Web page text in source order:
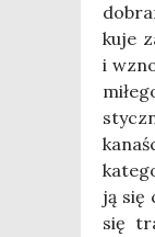
ku­je
i
ją się
się